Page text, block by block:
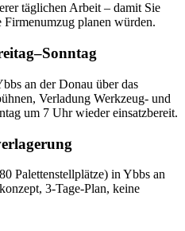
täglichen Arbeit – damit Sie
Firmenumzug planen würden.
an der Donau über das
Verladung Werkzeug- und
um 7 Uhr wieder einsatzbereit.
Palettenstellplätze) in Ybbs an
3-Tage-Plan, keine